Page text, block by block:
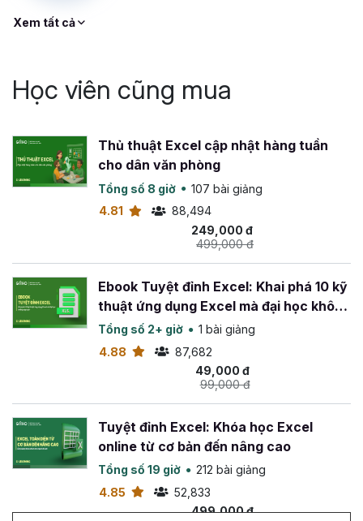
Xem tất cả
Học viên cũng mua
Thủ thuật Excel cập nhật hàng tuần
cho dân văn phòng
Tổng số 8 giờ
107 bài giảng
4.81
88,494
249,000 đ
499,000 đ
Ebook Tuyệt đỉnh Excel: Khai phá 10 kỹ
thuật ứng dụng Excel mà đại học không
dạy bạn
Tổng số 2+ giờ
1 bài giảng
4.88
87,682
49,000 đ
99,000 đ
Tuyệt đỉnh Excel: Khóa học Excel
online từ cơ bản đến nâng cao
Tổng số 19 giờ
212 bài giảng
4.85
52,833
499,000 đ